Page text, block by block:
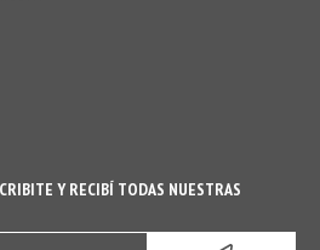
Y RECIBÍ TODAS NUESTRAS